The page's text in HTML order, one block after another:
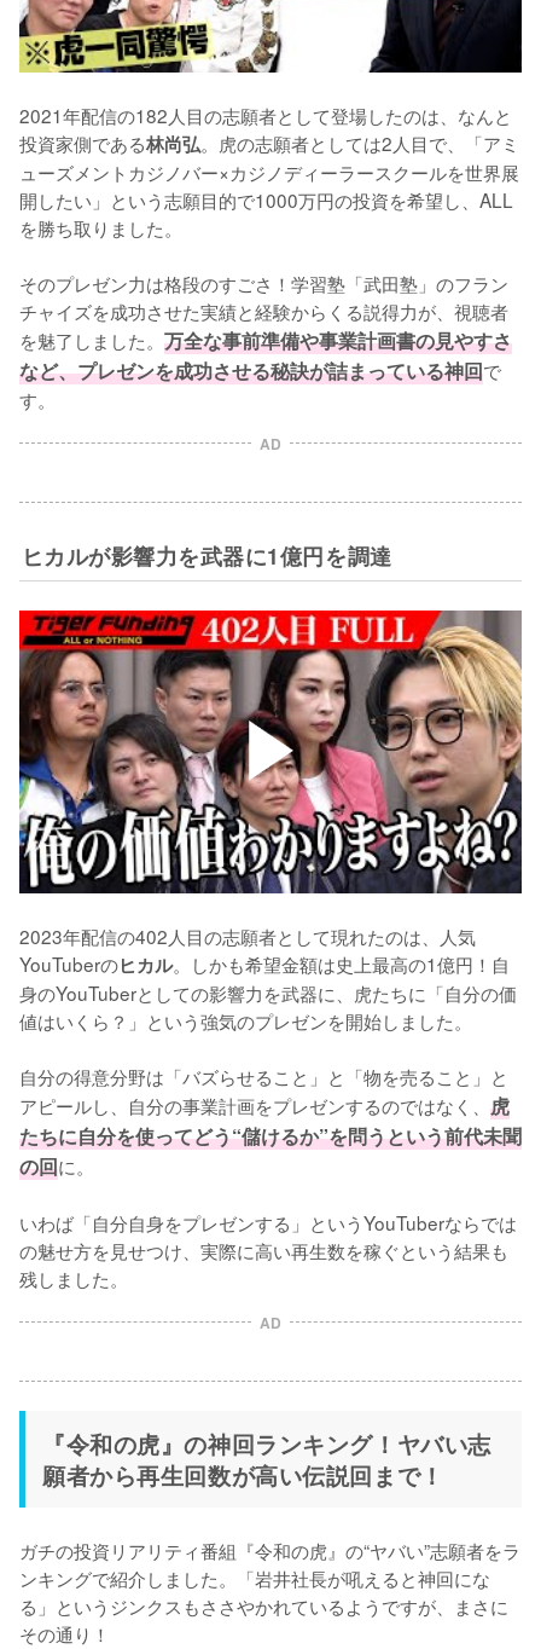
2021年配信の182人目の志願者として登場したのは、なんと
投資家側である林尚弘。虎の志願者としては2人目で、「アミ
ューズメントカジノバー×カジノディーラースクールを世界展
開したい」という志願目的で1000万円の投資を希望し、ALL
を勝ち取りました。
そのプレゼン力は格段のすごさ！学習塾「武田塾」のフラン
チャイズを成功させた実績と経験からくる説得力が、視聴者
を魅了しました。 万全な事前準備や事業計画書の見やすさ
など、プレゼンを成功させる秘訣が詰まっている神回で
す。
AD
ヒカルが影響力を武器に1億円を調達
2023年配信の402人目の志願者として現れたのは、人気
YouTuberのヒカル。しかも希望金額は史上最高の1億円！自
身のYouTuberとしての影響力を武器に、虎たちに「自分の価
値はいくら？」という強気のプレゼンを開始しました。
自分の得意分野は「バズらせること」と「物を売ること」と
アピールし、自分の事業計画をプレゼンするのではなく、 虎
たちに自分を使ってどう“儲けるか”を問うという前代未聞
の回に。
いわば「自分自身をプレゼンする」というYouTuberならでは
の魅せ方を見せつけ、実際に高い再生数を稼ぐという結果も
残しました。
AD
『令和の虎』の神回ランキング！ヤバい志
願者から再生回数が高い伝説回まで！
ガチの投資リアリティ番組『令和の虎』の“ヤバい”志願者をラ
ンキングで紹介しました。「岩井社長が吼えると神回にな
る」というジンクスもささやかれているようですが、まさに
その通り！